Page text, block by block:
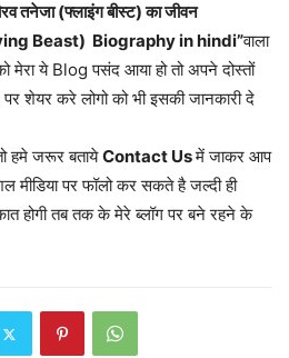
तनेजा (फ्लाइंग बीस्ट) का जीवन
Beast) Biography in hindi”वाला
ये Blog पसंद आया हो तो अपने दोस्तों
शेयर करे लोगो को भी इसकी जानकारी दे
हमे जरूर बतायेContact Usमें जाकर आप
पर फॉलो कर सकते है जल्दी ही
होगी तब तक के मेरे ब्लॉग पर बने रहने के